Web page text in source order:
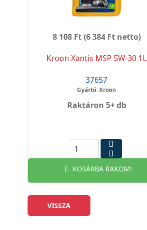
8 108 Ft(6 384 Ft netto)
Kroon Xantis MSP 5W-30 1L
37657
Gyártó: Kroon
Raktáron 5+ db
KOSÁRBA RAKOM!